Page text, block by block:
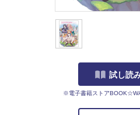
試し読
※電子書籍ストア